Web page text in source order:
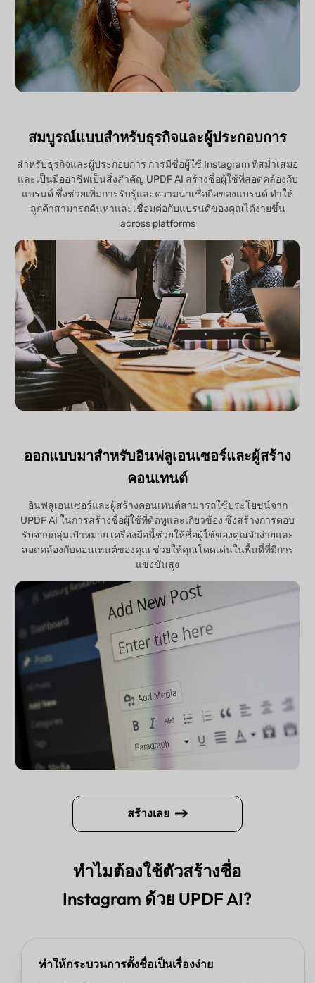
สมบูรณ์แบบสำหรับธุรกิจและผู้ประกอบการ
สำหรับธุรกิจและผู้ประกอบการ การมีชื่อผู้ใช้ Instagram ที่สม่ำเสมอ
และเป็นมืออาชีพเป็นสิ่งสำคัญ UPDF AI สร้างชื่อผู้ใช้ที่สอดคล้องกับ
แบรนด์ ซึ่งช่วยเพิ่มการรับรู้และความน่าเชื่อถือของแบรนด์ ทำให้
ลูกค้าสามารถค้นหาและเชื่อมต่อกับแบรนด์ของคุณได้ง่ายขึ้น
across platforms
ออกแบบมาสำหรับอินฟลูเอนเซอร์และผู้สร้าง
คอนเทนต์
อินฟลูเอนเซอร์และผู้สร้างคอนเทนต์สามารถใช้ประโยชน์จาก
UPDF AI ในการสร้างชื่อผู้ใช้ที่ติดหูและเกี่ยวข้อง ซึ่งสร้างการตอบ
รับจากกลุ่มเป้าหมาย เครื่องมือนี้ช่วยให้ชื่อผู้ใช้ของคุณจำง่ายและ
สอดคล้องกับคอนเทนต์ของคุณ ช่วยให้คุณโดดเด่นในพื้นที่ที่มีการ
แข่งขันสูง
สร้างเลย
ทำไมต้องใช้ตัวสร้างชื่อ
Instagram ด้วย UPDF AI?
ทำให้กระบวนการตั้งชื่อเป็นเรื่องง่าย